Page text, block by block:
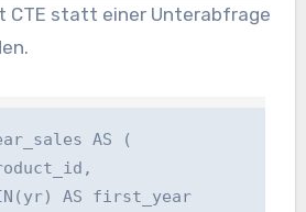
CTE statt einer Unterabfrage
AS (
AS first_year